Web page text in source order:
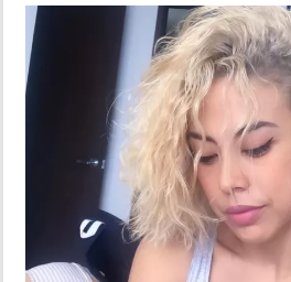
SHOW
DEPORTES
MULTIMEDIA